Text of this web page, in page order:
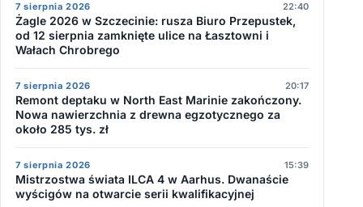
7 sierpnia 2026 22:40
Żagle 2026 w Szczecinie: rusza Biuro Przepustek,
od 12 sierpnia zamknięte ulice na Łasztowni i
Wałach Chrobrego
7 sierpnia 2026 20:17
Remont deptaku w North East Marinie zakończony.
Nowa nawierzchnia z drewna egzotycznego za
około 285 tys. zł
7 sierpnia 2026 15:39
Mistrzostwa świata ILCA 4 w Aarhus. Dwanaście
wyścigów na otwarcie serii kwalifikacyjnej